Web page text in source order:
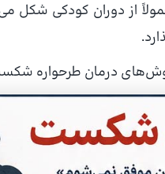
از دوران کودکی شکل
روش‌های درمان طرحواره